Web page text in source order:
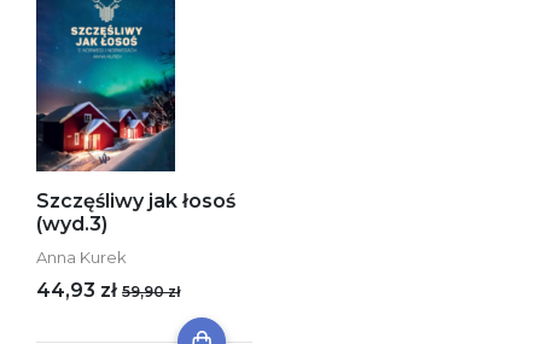
Szczęśliwy jak łosoś
(wyd.3)
Anna Kurek
44,93 zł 59,90 zł